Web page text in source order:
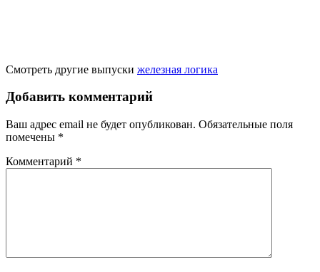
Смотреть другие выпуски железная логика
Добавить комментарий
Ваш адрес email не будет опубликован. Обязательные поля
помечены *
Комментарий *